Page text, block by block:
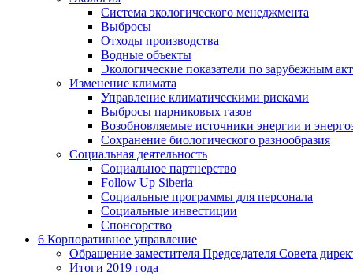
Система экологического менеджмента
Выбросы
Отходы производства
Водные объекты
Экологические показатели по зарубежным
Изменение климата
Управление климатическими рисками
Выбросы парниковых газов
Возобновляемые источники энергии и
Сохранение биологического разнообразия
Социальная деятельность
Социальное партнерство
Follow Up Siberia
Социальные программы для персонала
Социальные инвестиции
Спонсорство
6 Корпоративное управление
Обращение заместителя Председателя Совета
Итоги 2019 года